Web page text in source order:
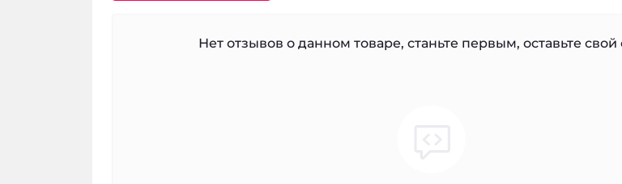
Нет отзывов о данном товаре, станьте первым, оставьте свой